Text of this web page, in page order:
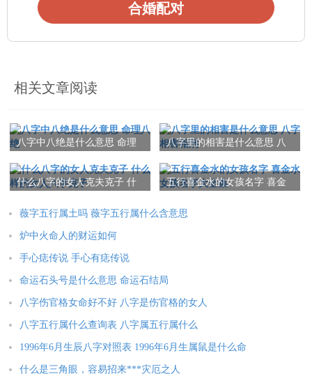
合婚配对
相关文章阅读
八字中八绝是什么意思 命理
八字里的相害是什么意思 八
什么八字的女人克夫克子 什
五行喜金水的女孩名字 喜金
薇字五行属土吗 薇字五行属什么含意思
炉中火命人的财运如何
手心痣传说 手心有痣传说
命运石头号是什么意思 命运石结局
八字伤官格女命好不好 八字是伤官格的女人
八字五行属什么查询表 八字属五行属什么
1996年6月生辰八字对照表 1996年6月生属鼠是什么命
什么是三角眼，容易招来***灾厄之人